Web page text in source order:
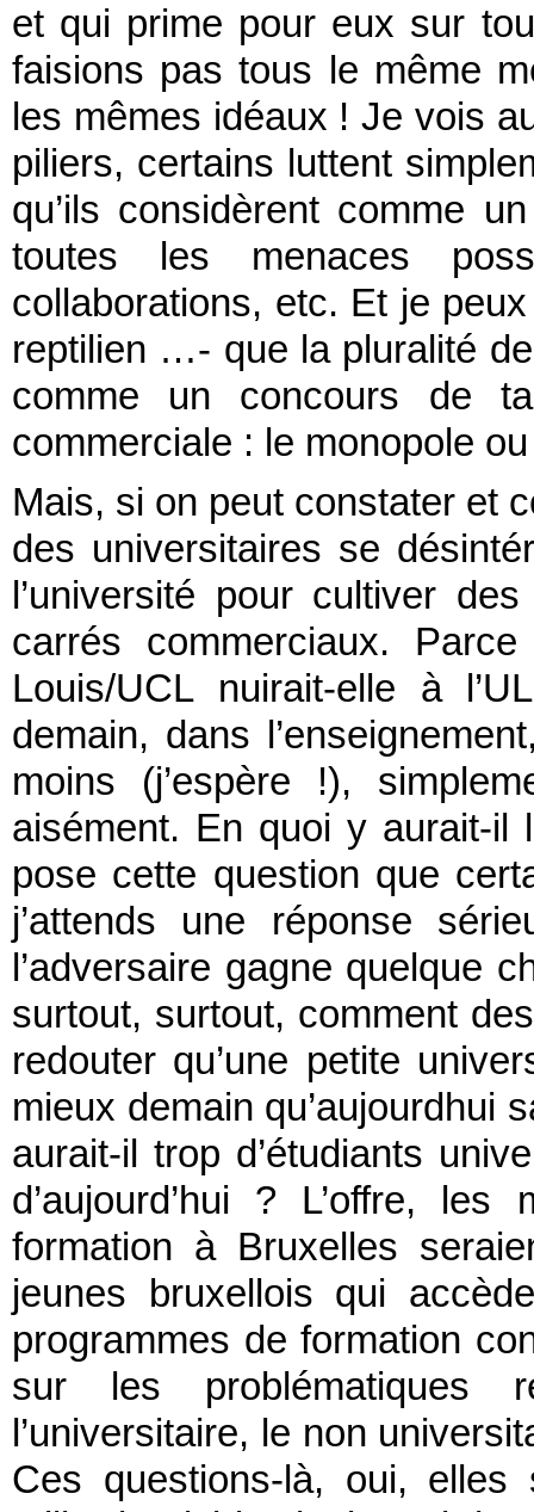
et qui prime pour eux sur
faisions pas tous le même
les mêmes idéaux ! Je vois
piliers, certains luttent
qu’ils considèrent comme
toutes les menaces
collaborations, etc. Et je
reptilien …- que la pluralité
comme un concours de
commerciale : le monopole
Mais, si on peut constater et
des universitaires se
l’université pour cultiver
carrés commerciaux.
Louis/UCL nuirait-elle à
demain, dans
moins (j’espère !),
aisément. En quoi y aurait-il
pose cette question que
j’attends une réponse
l’adversaire gagne quelque
surtout, surtout, comment
redouter qu’une petite
mieux demain qu’aujourdhui
aurait-il trop d’étudiants
d’aujourd’hui ? L’offre,
formation à Bruxelles
jeunes bruxellois qui
programmes de formation
sur les problématiques
l’universitaire, le non
Ces questions-là, oui,